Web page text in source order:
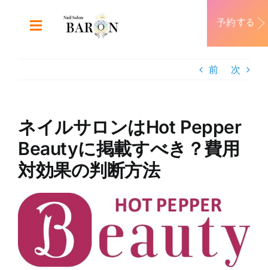
Toggle
MENU
RECRUIT
CONTACT
前 次
ネイルサロンはHot Pepper
Beautyに掲載すべき？費用
対効果の判断方法
View
Larger
Image